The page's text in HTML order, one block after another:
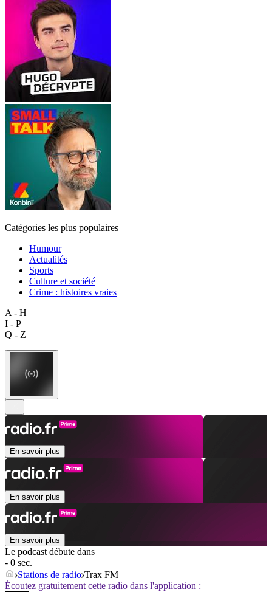
Catégories les plus populaires
Humour
Actualités
Sports
Culture et société
Crime : histoires vraies
A - H
I - P
Q - Z
En savoir plus
En savoir plus
En savoir plus
Le podcast débute dans
- 0 sec.
Stations de radio Trax FM
Écoutez gratuitement cette radio dans l'application :